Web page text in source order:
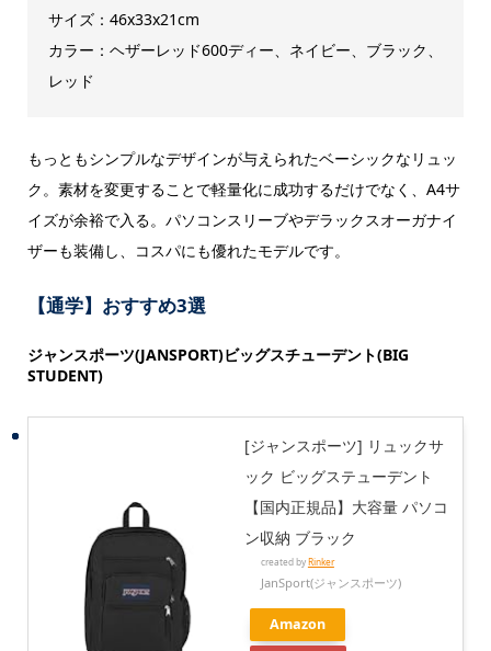
サイズ：46x33x21cm
カラー：ヘザーレッド600ディー、ネイビー、ブラック、
レッド
もっともシンプルなデザインが与えられたベーシックなリュッ
ク。素材を変更することで軽量化に成功するだけでなく、A4サ
イズが余裕で入る。パソコンスリーブやデラックスオーガナイ
ザーも装備し、コスパにも優れたモデルです。
【通学】おすすめ3選
ジャンスポーツ(JANSPORT)ビッグスチューデント(BIG
STUDENT)
[ジャンスポーツ] リュックサ
ック ビッグステューデント
【国内正規品】大容量 パソコ
ン収納 ブラック
created byRinker
JanSport(ジャンスポーツ)
Amazon